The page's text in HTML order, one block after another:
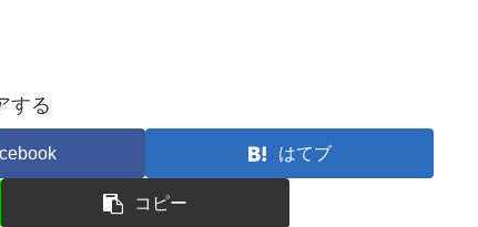
する
はてブ
コピー